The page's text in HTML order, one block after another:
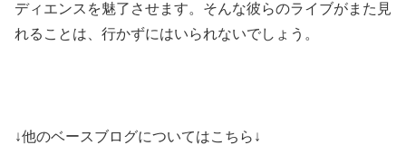
ディエンスを魅了させます。そんな彼らのライブがまた見
れることは、行かずにはいられないでしょう。
↓他のベースブログについてはこちら↓